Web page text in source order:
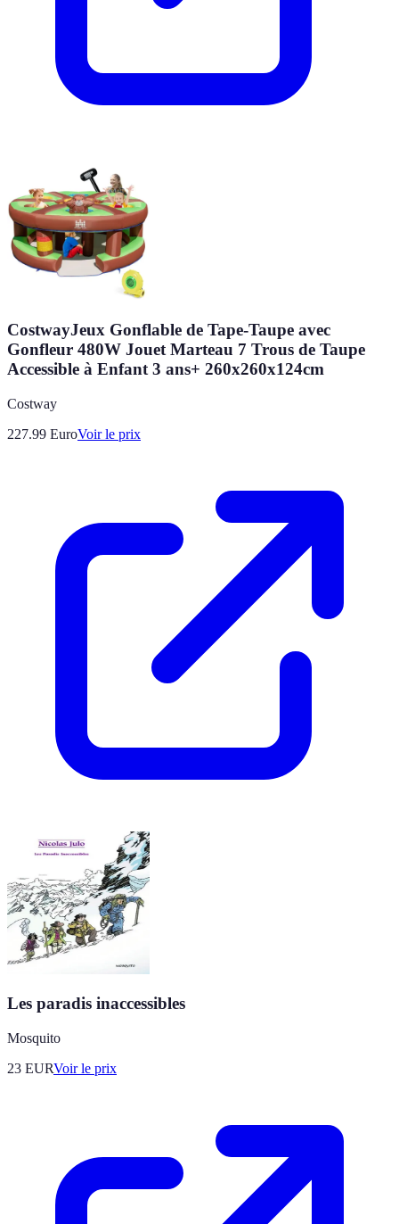
CostwayJeux Gonflable de Tape-Taupe avec
Gonfleur 480W Jouet Marteau 7 Trous de Taupe
Accessible à Enfant 3 ans+ 260x260x124cm
Costway
227.99 EuroVoir le prix
Les paradis inaccessibles
Mosquito
23 EURVoir le prix